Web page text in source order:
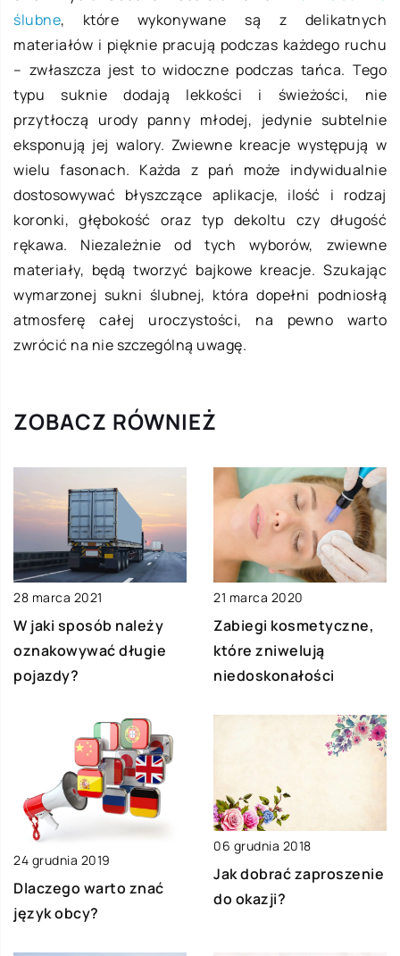
ślubne, które wykonywane są z delikatnych
materiałów i pięknie pracują podczas każdego ruchu
– zwłaszcza jest to widoczne podczas tańca. Tego
typu suknie dodają lekkości i świeżości, nie
przytłoczą urody panny młodej, jedynie subtelnie
eksponują jej walory. Zwiewne kreacje występują w
wielu fasonach. Każda z pań może indywidualnie
dostosowywać błyszczące aplikacje, ilość i rodzaj
koronki, głębokość oraz typ dekoltu czy długość
rękawa. Niezależnie od tych wyborów, zwiewne
materiały, będą tworzyć bajkowe kreacje. Szukając
wymarzonej sukni ślubnej, która dopełni podniosłą
atmosferę całej uroczystości, na pewno warto
zwrócić na nie szczególną uwagę.
ZOBACZ RÓWNIEŻ
28 marca 2021
W jaki sposób należy
oznakowywać długie
pojazdy?
21 marca 2020
Zabiegi kosmetyczne,
które zniwelują
niedoskonałości
24 grudnia 2019
Dlaczego warto znać
język obcy?
06 grudnia 2018
Jak dobrać zaproszenie
do okazji?